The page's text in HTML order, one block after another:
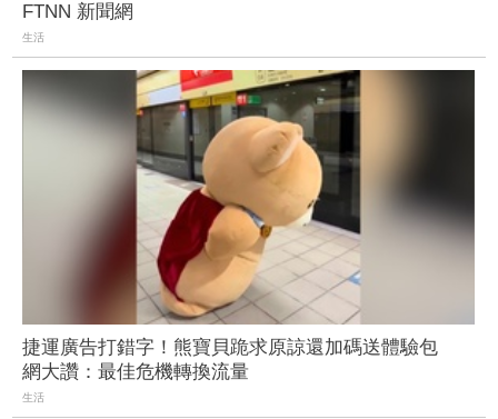
FTNN 新聞網
生活
捷運廣告打錯字！熊寶貝跪求原諒還加碼送體驗包
網大讚：最佳危機轉換流量
生活